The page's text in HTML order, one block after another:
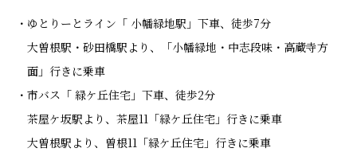
ゆとりーとライン「 小幡緑地駅」下車、徒歩7分
大曽根駅・砂田橋駅より、「小幡緑地・中志段味・高蔵寺方
面」行きに乗車
市バス「 緑ケ丘住宅」下車、徒歩2分
茶屋ケ坂駅より、茶屋11「緑ケ丘住宅」行きに乗車
大曽根駅より、曽根11「緑ケ丘住宅」行きに乗車